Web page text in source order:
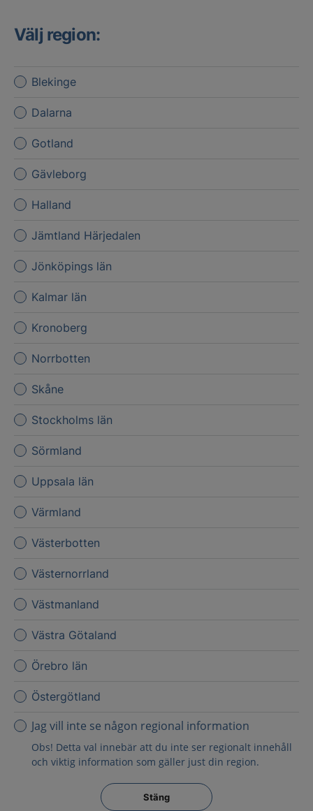
Välj region:
Blekinge
Dalarna
Gotland
Gävleborg
Halland
Jämtland Härjedalen
Jönköpings län
Kalmar län
Kronoberg
Norrbotten
Skåne
Stockholms län
Sörmland
Uppsala län
Värmland
Västerbotten
Västernorrland
Västmanland
Västra Götaland
Örebro län
Östergötland
Jag vill inte se någon regional information
Obs! Detta val innebär att du inte ser regionalt innehåll
och viktig information som gäller just din region.
Stäng regionsväljaren
Stäng